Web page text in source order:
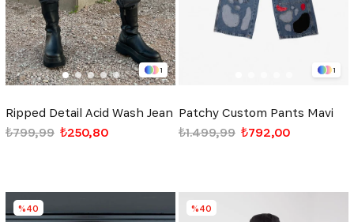
1
Ripped Detail Acid Wash Jean
₺250,80
₺799,99
1
Patchy Custom Pants Mavi
₺792,00
₺1.499,99
%40 %40